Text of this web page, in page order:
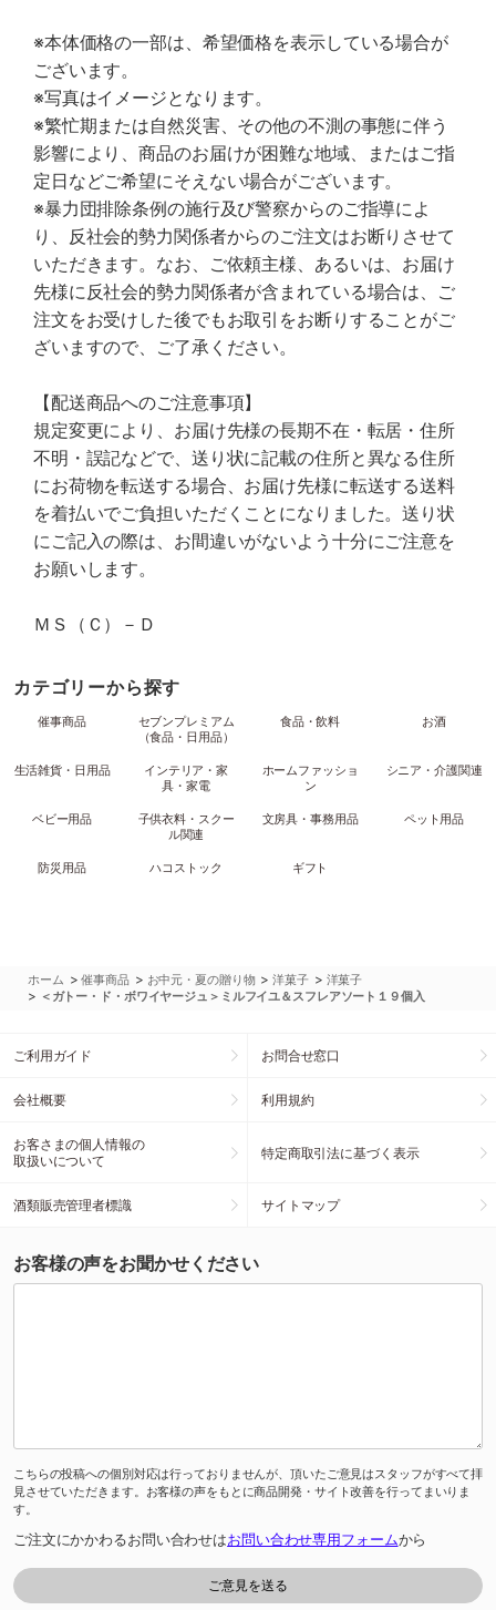
※本体価格の一部は、希望価格を表示している場合が
ございます。
※写真はイメージとなります。
※繁忙期または自然災害、その他の不測の事態に伴う
影響により、商品のお届けが困難な地域、またはご指
定日などご希望にそえない場合がございます。
※暴力団排除条例の施行及び警察からのご指導によ
り、反社会的勢力関係者からのご注文はお断りさせて
いただきます。なお、ご依頼主様、あるいは、お届け
先様に反社会的勢力関係者が含まれている場合は、ご
注文をお受けした後でもお取引をお断りすることがご
ざいますので、ご了承ください。
【配送商品へのご注意事項】
規定変更により、お届け先様の長期不在・転居・住所
不明・誤記などで、送り状に記載の住所と異なる住所
にお荷物を転送する場合、お届け先様に転送する送料
を着払いでご負担いただくことになりました。送り状
にご記入の際は、お間違いがないよう十分にご注意を
お願いします。
ＭＳ（Ｃ）－Ｄ
カテゴリーから探す
催事商品
セブンプレミアム
（食品・日用品）
食品・飲料 お酒
生活雑貨・日用品
インテリア・家
具・家電
ホームファッショ
ン
シニア・介護関連
ベビー用品
子供衣料・スクー
ル関連
文房具・事務用品 ペット用品
防災用品 ハコストック ギフト
ホーム >催事商品 > お中元・夏の贈り物 >洋菓子 > 洋菓子
> ＜ガトー・ド・ボワイヤージュ＞ミルフイユ＆スフレアソート１９個入
ご利用ガイド お問合せ窓口
会社概要 利用規約
お客さまの個人情報の
取扱いについて
特定商取引法に基づく表示
酒類販売管理者標識 サイトマップ
お客様の声をお聞かせください
こちらの投稿への個別対応は行っておりませんが、頂いたご意見はスタッフがすべて拝
見させていただきます。お客様の声をもとに商品開発・サイト改善を行ってまいりま
す。
ご注文にかかわるお問い合わせはお問い合わせ専用フォームから